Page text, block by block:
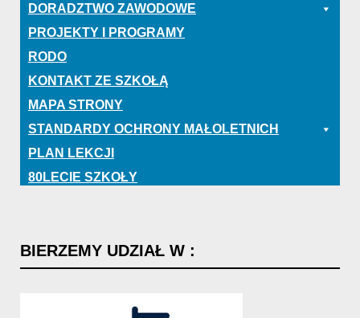
DORADZTWO ZAWODOWE
PROJEKTY I PROGRAMY
RODO
KONTAKT ZE SZKOŁĄ
MAPA STRONY
STANDARDY OCHRONY MAŁOLETNICH
PLAN LEKCJI
80LECIE SZKOŁY
BIERZEMY UDZIAŁ W :